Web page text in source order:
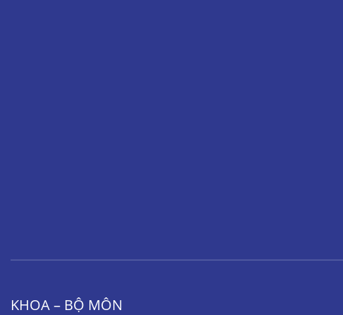
KHOA – BỘ MÔN